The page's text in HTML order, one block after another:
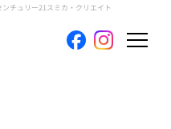
チュリー21スミカ・クリエイト